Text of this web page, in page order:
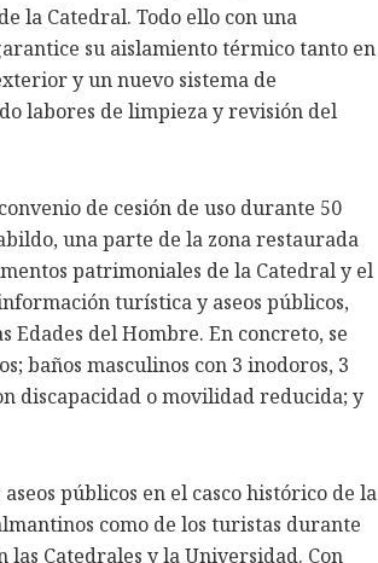
la Catedral. Todo ello con una
su aislamiento térmico tanto en
y un nuevo sistema de
labores de limpieza y revisión del
de cesión de uso durante 50
una parte de la zona restaurada
patrimoniales de la Catedral y el
turística y aseos públicos,
Edades del Hombre. En concreto, se
baños masculinos con 3 inodoros, 3
discapacidad o movilidad reducida; y
públicos en el casco histórico de la
como de los turistas durante
Catedrales y la Universidad. Con